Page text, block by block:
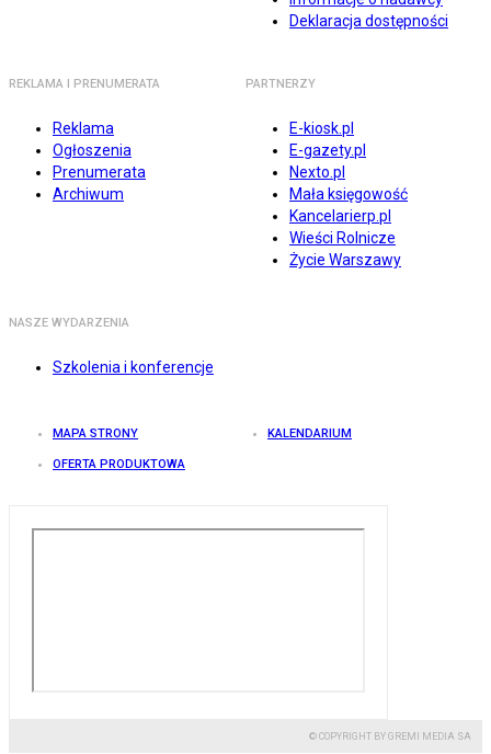
Deklaracja dostępności
REKLAMA I PRENUMERATA
Reklama
Ogłoszenia
Prenumerata
Archiwum
PARTNERZY
E-kiosk.pl
E-gazety.pl
Nexto.pl
Mała księgowość
Kancelarierp.pl
Wieści Rolnicze
Życie Warszawy
NASZE WYDARZENIA
Szkolenia i konferencje
MAPA STRONY KALENDARIUM
OFERTA PRODUKTOWA
© COPYRIGHT BY GREMI MEDIA SA